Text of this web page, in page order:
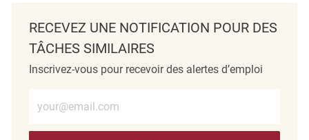
RECEVEZ UNE NOTIFICATION POUR DES
TÂCHES SIMILAIRES
Inscrivez-vous pour recevoir des alertes d’emploi